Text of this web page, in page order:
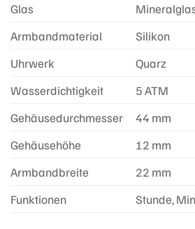
Glas
Armbandmaterial
Silikon
Uhrwerk
Quarz
Wasserdichtigkeit
5 ATM
Gehäusedurchmesser
44 mm
Gehäusehöhe
12 mm
Armbandbreite
22 mm
Funktionen
Stunde,